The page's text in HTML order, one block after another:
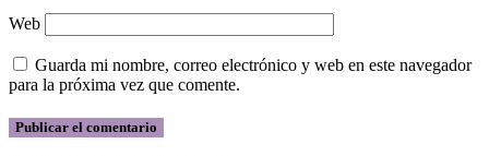
Web
Guarda mi nombre, correo electrónico y web en este navegador
para la próxima vez que comente.